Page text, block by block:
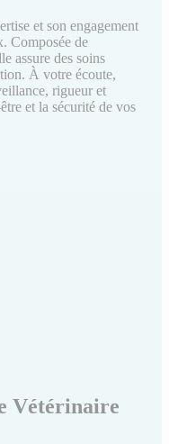
et son engagement
Composée de
assure des soins
À votre écoute,
rigueur et
et la sécurité de vos
Vétérinaire